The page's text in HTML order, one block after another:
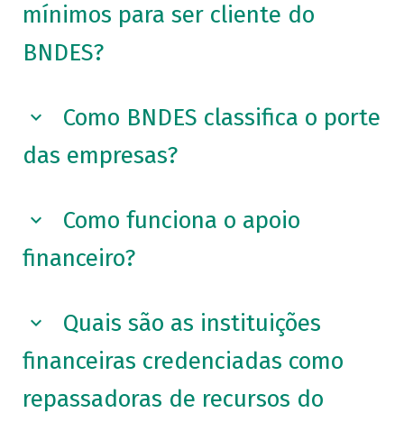
mínimos para ser cliente do
BNDES?
Como BNDES classifica o porte
das empresas?
Como funciona o apoio
financeiro?
Quais são as instituições
financeiras credenciadas como
repassadoras de recursos do